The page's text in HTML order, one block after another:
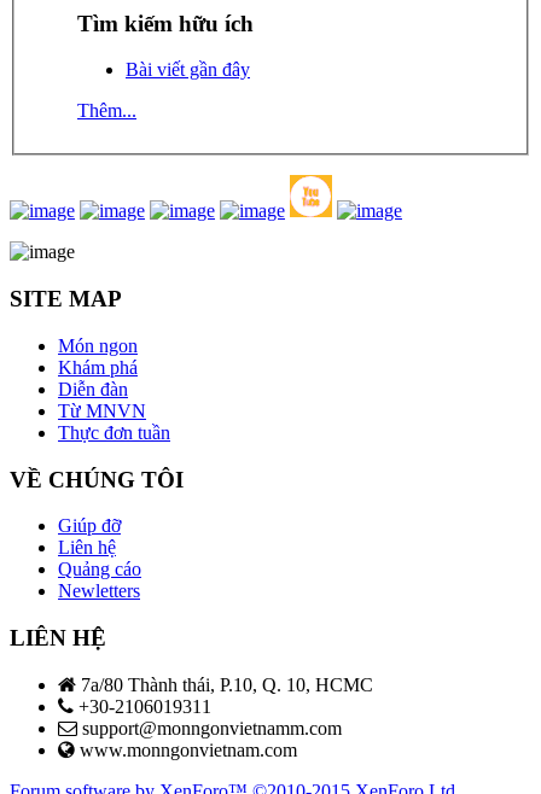
Tìm kiếm hữu ích
Bài viết gần đây
Thêm...
SITE MAP
Món ngon
Khám phá
Diễn đàn
Từ MNVN
Thực đơn tuần
VỀ CHÚNG TÔI
Giúp đỡ
Liên hệ
Quảng cáo
Newletters
LIÊN HỆ
7a/80 Thành thái, P.10, Q. 10, HCMC
+30-2106019311
support@monngonvietnamm.com
www.monngonvietnam.com